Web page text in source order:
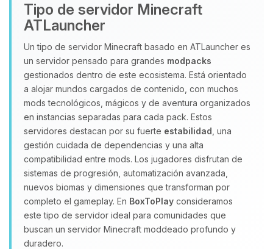
Tipo de servidor Minecraft
ATLauncher
Un tipo de servidor Minecraft basado en ATLauncher es
un servidor pensado para grandes modpacks
gestionados dentro de este ecosistema. Está orientado
a alojar mundos cargados de contenido, con muchos
mods tecnológicos, mágicos y de aventura organizados
en instancias separadas para cada pack. Estos
servidores destacan por su fuerte estabilidad , una
gestión cuidada de dependencias y una alta
compatibilidad entre mods. Los jugadores disfrutan de
sistemas de progresión, automatización avanzada,
nuevos biomas y dimensiones que transforman por
completo el gameplay. En BoxToPlay consideramos
este tipo de servidor ideal para comunidades que
buscan un servidor Minecraft moddeado profundo y
duradero.
Yupi, por fin alguien con quien
hablar! Soy Choupy, tu pequeno
asistente de BoxToPlay. Cuentame
que necesitas y moveré mis
pequenos circuitos para ayudarte.
08/08/2026 07:44